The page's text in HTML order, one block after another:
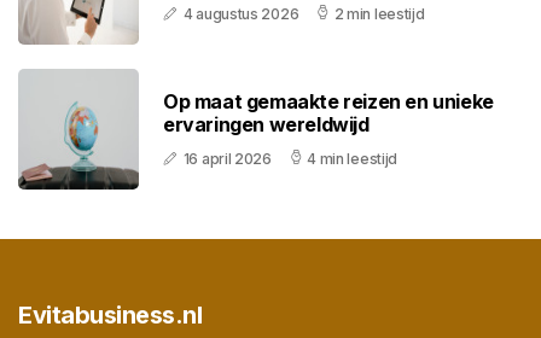
4 augustus 2026 2 min leestijd
Op maat gemaakte reizen en unieke
ervaringen wereldwijd
16 april 2026 4 min leestijd
Evitabusiness.nl